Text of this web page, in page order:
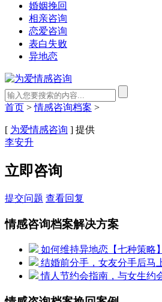
婚姻挽回
相亲咨询
恋爱咨询
表白失败
异地恋
首页 >情感咨询档案 >
[ 为爱情感咨询 ] 提供
李安升
立即咨询
提交问题 查看回复
情感咨询档案解决方案
如何维持异地恋【七种策略】
结婚前分手，女友分手后马
情人节约会指南，与女生约